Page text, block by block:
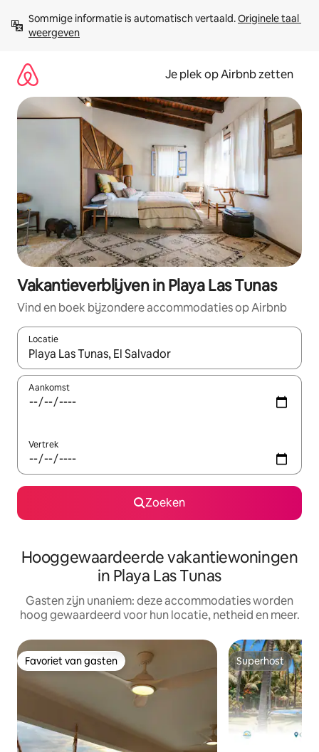
direct
naar
Sommige informatie is automatisch vertaald. Originele taal
weergeven
Je plek op Airbnb zetten
Vakantieverblijven in Playa Las Tunas
Vind en boek bijzondere accommodaties op Airbnb
Locatie
Wanneer er resultaten beschikbaar zijn, maak je een keuze
Aankomst
Vertrek
Zoeken
Hooggewaardeerde vakantiewoningen
in Playa Las Tunas
Gasten zijn unaniem: deze accommodaties worden
hoog gewaardeerd voor hun locatie, netheid en meer.
Favoriet van gasten
Favoriet van gasten Superhost
Superhost